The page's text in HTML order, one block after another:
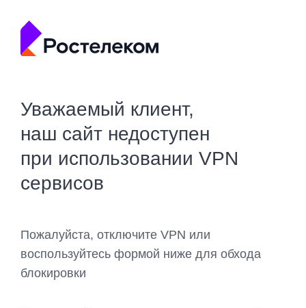
Уважаемый клиент,
наш сайт недоступен
при использовании VPN
сервисов
Пожалуйста, отключите VPN или
воспользуйтесь формой ниже для обхода
блокировки